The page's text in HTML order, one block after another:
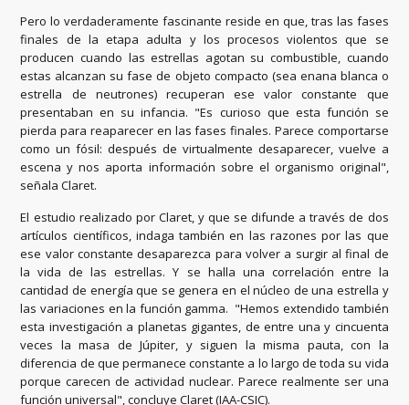
Pero lo verdaderamente fascinante reside en que, tras las fases
finales de la etapa adulta y los procesos violentos que se
producen cuando las estrellas agotan su combustible, cuando
estas alcanzan su fase de objeto compacto (sea enana blanca o
estrella de neutrones) recuperan ese valor constante que
presentaban en su infancia. "Es curioso que esta función se
pierda para reaparecer en las fases finales. Parece comportarse
como un fósil: después de virtualmente desaparecer, vuelve a
escena y nos aporta información sobre el organismo original",
señala Claret.
El estudio realizado por Claret, y que se difunde a través de dos
artículos científicos, indaga también en las razones por las que
ese valor constante desaparezca para volver a surgir al final de
la vida de las estrellas. Y se halla una correlación entre la
cantidad de energía que se genera en el núcleo de una estrella y
las variaciones en la función gamma. "Hemos extendido también
esta investigación a planetas gigantes, de entre una y cincuenta
veces la masa de Júpiter, y siguen la misma pauta, con la
diferencia de que permanece constante a lo largo de toda su vida
porque carecen de actividad nuclear. Parece realmente ser una
función universal", concluye Claret (IAA-CSIC).